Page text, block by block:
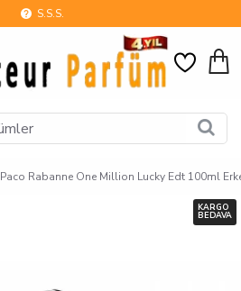
S.S.S.
Paco Rabanne One Million Lucky Edt 100ml
KARGO
BEDAVA